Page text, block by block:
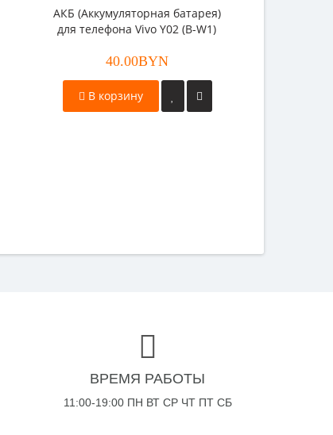
АКБ (Аккумуляторная батарея)
для телефона Vivo Y02 (B-W1)
40.00BYN
В корзину
ВРЕМЯ РАБОТЫ
11:00-19:00 ПН ВТ СР ЧТ ПТ СБ